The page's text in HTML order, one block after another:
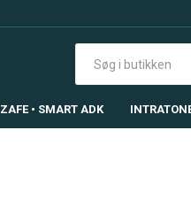
ZAFE • SMART ADK